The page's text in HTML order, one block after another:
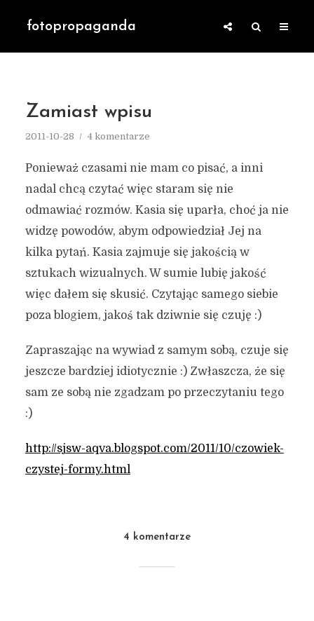
fotopropaganda
Zamiast wpisu
2011-10-28 4 komentarze
Ponieważ czasami nie mam co pisać, a inni
nadal chcą czytać więc staram się nie
odmawiać rozmów. Kasia się uparła, choć ja nie
widzę powodów, abym odpowiedział Jej na
kilka pytań. Kasia zajmuje się jakością w
sztukach wizualnych. W sumie lubię jakość
więc dałem się skusić. Czytając samego siebie
poza blogiem, jakoś tak dziwnie się czuję :)
Zapraszając na wywiad z samym sobą, czuje się
jeszcze bardziej idiotycznie :) Zwłaszcza, że się
sam ze sobą nie zgadzam po przeczytaniu tego
:)
http://sjsw-aqva.blogspot.com/2011/10/czowiek-
czystej-formy.html
4 komentarze